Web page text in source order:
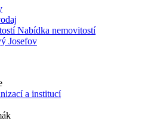
Nabídka nemovitostí
Josefov
a institucí